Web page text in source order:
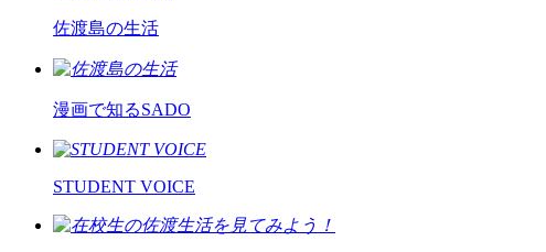
佐渡島の生活
漫画で知るSADO
STUDENT VOICE